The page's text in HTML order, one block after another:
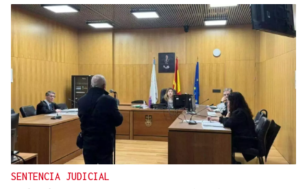
SENTENCIA JUDICIAL